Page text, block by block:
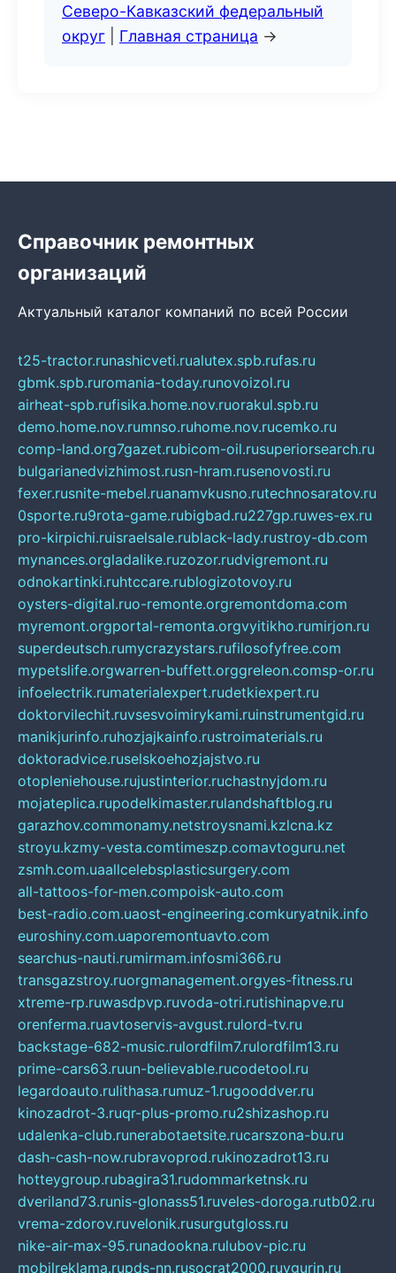
Северо-Кавказский федеральный
округ
Главная страница →
Справочник ремонтных
организаций
Актуальный каталог компаний по всей России
t25-tractor.runashicveti.rualutex.spb.rufas.ru
gbmk.spb.ruromania-today.runovoizol.ru
airheat-spb.rufisika.home.nov.ruorakul.spb.ru
demo.home.nov.rumnso.ruhome.nov.rucemko.ru
comp-land.org7gazet.rubicom-oil.rusuperiorsearch.ru
bulgarianedvizhimost.rusn-hram.rusenovosti.ru
fexer.rusnite-mebel.ruanamvkusno.rutechnosaratov.ru
0sporte.ru9rota-game.rubigbad.ru227gp.ruwes-ex.ru
pro-kirpichi.ruisraelsale.rublack-lady.rustroy-db.com
mynances.orgladalike.ruzozor.rudvigremont.ru
odnokartinki.ruhtccare.rublogizotovoy.ru
oysters-digital.ruo-remonte.orgremontdoma.com
myremont.orgportal-remonta.orgvyitikho.rumirjon.ru
superdeutsch.rumycrazystars.rufilosofyfree.com
mypetslife.orgwarren-buffett.orggreleon.comsp-or.ru
infoelectrik.rumaterialexpert.rudetkiexpert.ru
doktorvilechit.ruvsesvoimirykami.ruinstrumentgid.ru
manikjurinfo.ruhozjajkainfo.rustroimaterials.ru
doktoradvice.ruselskoehozjajstvo.ru
otopleniehouse.rujustinterior.ruchastnyjdom.ru
mojateplica.rupodelkimaster.rulandshaftblog.ru
garazhov.commonamy.netstroysnami.kzlcna.kz
stroyu.kzmy-vesta.comtimeszp.comavtoguru.net
zsmh.com.uaallcelebsplasticsurgery.com
all-tattoos-for-men.compoisk-auto.com
best-radio.com.uaost-engineering.comkuryatnik.info
euroshiny.com.uaporemontuavto.com
searchus-nauti.rumirmam.infosmi366.ru
transgazstroy.ruorgmanagement.orgyes-fitness.ru
xtreme-rp.ruwasdpvp.ruvoda-otri.rutishinapve.ru
orenferma.ruavtoservis-avgust.rulord-tv.ru
backstage-682-music.rulordfilm7.rulordfilm13.ru
prime-cars63.ruun-believable.rucodetool.ru
legardoauto.rulithasa.rumuz-1.rugooddver.ru
kinozadrot-3.ruqr-plus-promo.ru2shizashop.ru
udalenka-club.runerabotaetsite.rucarszona-bu.ru
dash-cash-now.rubravoprod.rukinozadrot13.ru
hotteygroup.rubagira31.rudommarketnsk.ru
dveriland73.runis-glonass51.ruveles-doroga.rutb02.ru
vrema-zdorov.ruvelonik.rusurgutgloss.ru
nike-air-max-95.runadookna.rulubov-pic.ru
mobilreklama.rupds-nn.rusocrat2000.ruvgurin.ru